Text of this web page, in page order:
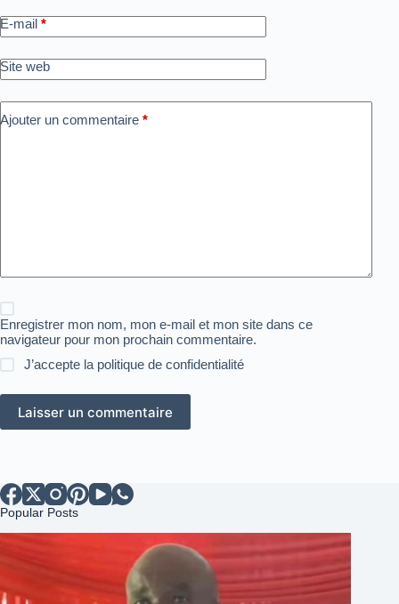
E-mail *
Site web
Ajouter un commentaire *
Enregistrer mon nom, mon e-mail et mon site dans ce
navigateur pour mon prochain commentaire.
J’accepte la politique de confidentialité
Laisser un commentaire
Popular Posts